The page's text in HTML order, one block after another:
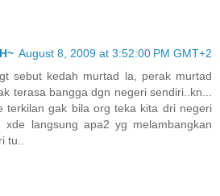
August 8, 2009 at 3:52:00 PM GMT+2
sebut kedah murtad la, perak murtad
terasa bangga dgn negeri sendiri..kn...
terkilan gak bila org teka kita dri negeri
xde langsung apa2 yg melambangkan
tu..